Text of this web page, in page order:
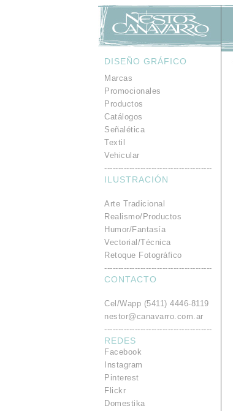
DISEÑO GRÁFICO
Marcas
Promocionales
Productos
Catálogos
Señalética
Textil
Vehicular
---------------------------------------
ILUSTRACIÓN
Arte Tradicional
Realismo/Productos
Humor/Fantasía
Vectorial/Técnica
Retoque Fotográfico
---------------------------------------
CONTACTO
Cel/Wapp (5411) 4446-8119
nestor@canavarro.com.ar
---------------------------------------
REDES
Facebook
Instagram
Pinterest
Flickr
Domestika